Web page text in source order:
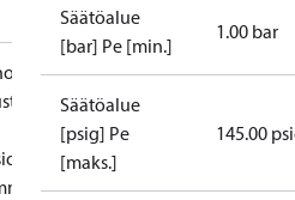
0,2–1,5
ei holkkeja:
säikeet:
Säätöalue
[bar] Pe [min.]
1.00 bar
Säätöalue
[psig] Pe
[maks.]
145.00